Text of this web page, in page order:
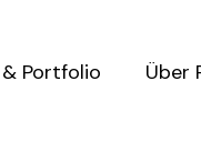
Portfolio Über